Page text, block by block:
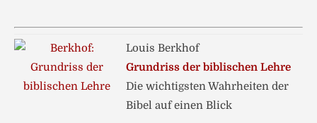
Louis Berkhof
Grundriss der biblischen Lehre
Die wichtigsten Wahrheiten der
Bibel auf einen Blick